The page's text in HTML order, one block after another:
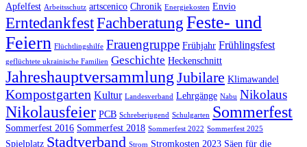
Apfelfest Arbeitsschutz artscenico Chronik Energiekosten Envio
ErntedankfestFachberatungFeste- und
Feiern Flüchtlingshilfe Frauengruppe Frühjahr Frühlingsfest
geflüchtete ukrainische Familien Geschichte Heckenschnitt
Jahreshauptversammlung Jubilare Klimawandel
Kompostgarten Kultur Landesverband Lehrgänge Nabu Nikolaus
Nikolausfeier PCB Schreberjugend Schulgarten Sommerfest
Sommerfest 2016 Sommerfest 2018 Sommerfest 2022 Sommerfest 2025
Spielplatz Stadtverband Strom Stromkosten 2023 Säen für die